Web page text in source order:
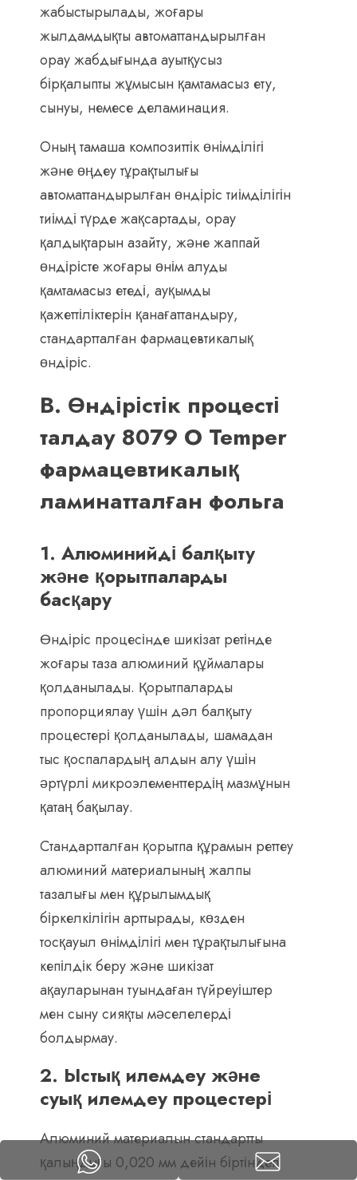
жабыстырылады, жоғары
жылдамдықты автоматтандырылған
орау жабдығында ауытқусыз
бірқалыпты жұмысын қамтамасыз ету,
сынуы, немесе деламинация.
Оның тамаша композиттік өнімділігі
және өңдеу тұрақтылығы
автоматтандырылған өндіріс тиімділігін
тиімді түрде жақсартады, орау
қалдықтарын азайту, және жаппай
өндірісте жоғары өнім алуды
қамтамасыз етеді, ауқымды
қажеттіліктерін қанағаттандыру,
стандартталған фармацевтикалық
өндіріс.
В. Өндірістік процесті
талдау 8079 O Temper
фармацевтикалық
ламинатталған фольга
1. Алюминийді балқыту
және қорытпаларды
басқару
Өндіріс процесінде шикізат ретінде
жоғары таза алюминий құймалары
қолданылады. Қорытпаларды
пропорциялау үшін дәл балқыту
процестері қолданылады, шамадан
тыс қоспалардың алдын алу үшін
әртүрлі микроэлементтердің мазмұнын
қатаң бақылау.
Стандартталған қорытпа құрамын реттеу
алюминий материалының жалпы
тазалығы мен құрылымдық
біркелкілігін арттырады, көзден
тосқауыл өнімділігі мен тұрақтылығына
кепілдік беру және шикізат
ақауларынан туындаған түйреуіштер
мен сыну сияқты мәселелерді
болдырмау.
2. Ыстық илемдеу және
суық илемдеу процестері
Алюминий материалын стандартты
қалыңдығы 0,020 мм дейін біртіндеп